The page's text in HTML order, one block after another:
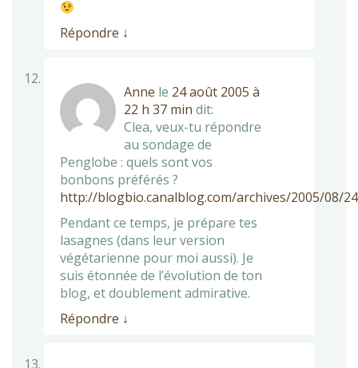
Répondre ↓
Anne le 24 août 2005 à
22 h 37 min dit:
Clea, veux-tu répondre
au sondage de
Penglobe : quels sont vos
bonbons préférés ?
http://blogbio.canalblog.com/archives/2005/08/
Pendant ce temps, je prépare tes
lasagnes (dans leur version
végétarienne pour moi aussi). Je
suis étonnée de l’évolution de ton
blog, et doublement admirative.
Répondre ↓